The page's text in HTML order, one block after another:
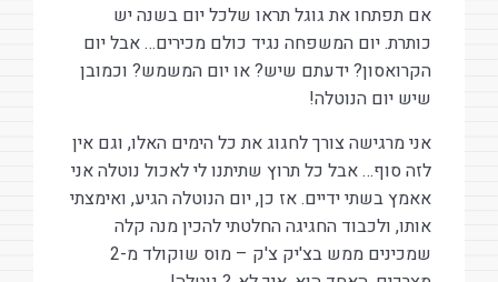
אם תפתחו את גוגל תראו שלכל יום בשנה יש
כותרת. יום המשפחה נגיד כולם מכירים… אבל יום
הקרואסון? ידעתם שיש? או יום המשמש? וכמובן
שיש יום הנוטלה!
אני מרגישה צורך לחגוג את כל הימים האלו, וגם אין
לזה סוף… אבל כל תרוץ שתיתנו לי לאכול נוטלה אני
אאמץ בשתי ידיים. אז כן, יום הנוטלה הגיע, ואימצתי
אותו, ולכבוד החגיגה החלטתי להכין מנה קלה
שמכינים ממש בצ'יק צ'ק – מוס שוקולד מ-2